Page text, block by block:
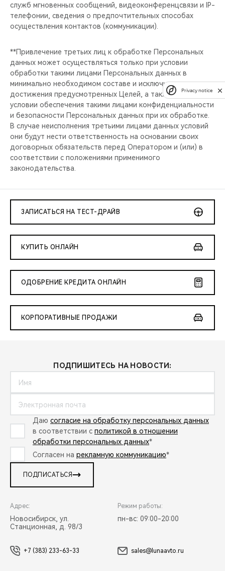
служб мгновенных сообщений, видеоконференцсвязи и IP-
телефонии, сведения о предпочтительных способах
осуществления контактов (коммуникации).
**Привлечение третьих лиц к обработке Персональных
данных может осуществляться только при условии
обработки такими лицами Персональных данных в
минимально необходимом составе и исключительно для
достижения предусмотренных Целей, а также при
условии обеспечения такими лицами конфиденциальности
и безопасности Персональных данных при их обработке.
В случае неисполнения третьими лицами данных условий
они будут нести ответственность на основании своих
договорных обязательств перед Оператором и (или) в
соответствии с положениями применимого
законодательства.
ЗАПИСАТЬСЯ НА ТЕСТ-ДРАЙВ
КУПИТЬ ОНЛАЙН
ОДОБРЕНИЕ КРЕДИТА ОНЛАЙН
КОРПОРАТИВНЫЕ ПРОДАЖИ
ПОДПИШИТЕСЬ НА НОВОСТИ:
Даю согласие на обработку персональных данных
в соответствии с политикой в отношении
обработки персональных данных*
Согласен на рекламную коммуникацию*
ПОДПИСАТЬСЯ
Адрес:
Новосибирск, ул.
Станционная, д. 98/3
Режим работы:
пн-вс: 09:00-20:00
+7 (383) 233-63-33 sales@lunaavto.ru
Privacy notice